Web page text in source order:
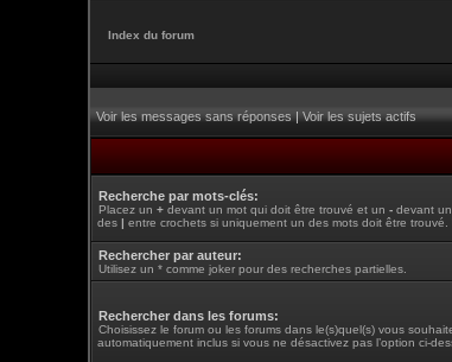
Index du forum
Voir les messages sans réponses|Voir les sujets actifs
Recherche par mots-clés:
Placez un + devant un mot qui doit être trouvé et un - devant
des | entre crochets si uniquement un des mots doit être
Rechercher par auteur:
Utilisez un * comme joker pour des recherches partielles.
Rechercher dans les forums:
Choisissez le forum ou les forums dans le(s)quel(s) vous
automatiquement inclus si vous ne désactivez pas l’option ci-